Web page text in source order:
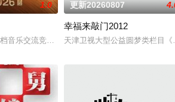
档，更有看完会忍不住反复回味的舞台。
1.0
档音乐交流竞技节目。节目集结全球实力唱将，
更新20260807
幸福来敲门2012
天津卫视大型公益圆梦类栏目